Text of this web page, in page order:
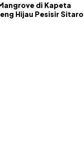
di Kapeta
Hijau Pesisir Sitaro